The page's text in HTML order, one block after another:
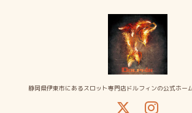
静岡県伊東市にあるスロット専門店ドルフィンの公式ホー